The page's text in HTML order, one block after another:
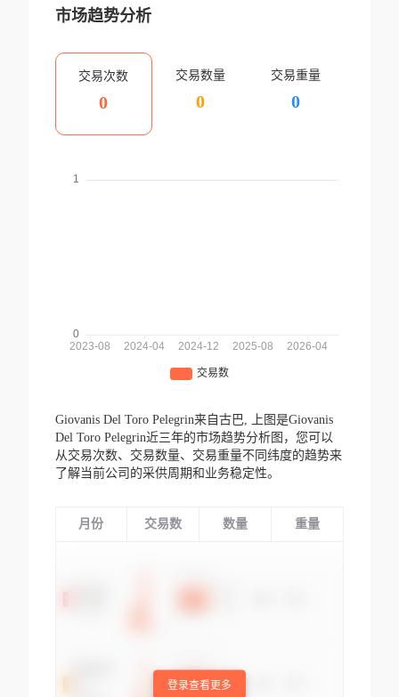
市场趋势分析
交易次数
0
交易数量
0
交易重量
0
Giovanis Del Toro Pelegrin来自古巴,
上图是Giovanis
Del Toro Pelegrin近三年的市场趋势分析图，您可以
从交易次数、交易数量、交易重量不同纬度的趋势来
了解当前公司的采供周期和业务稳定性。
月份 交易数 数量 重量
登录查看更多